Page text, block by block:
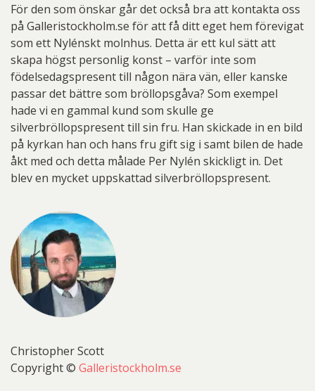
För den som önskar går det också bra att kontakta oss
på Galleristockholm.se för att få ditt eget hem förevigat
som ett Nylénskt molnhus. Detta är ett kul sätt att
skapa högst personlig konst – varför inte som
födelsedagspresent till någon nära vän, eller kanske
passar det bättre som bröllopsgåva? Som exempel
hade vi en gammal kund som skulle ge
silverbröllopspresent till sin fru. Han skickade in en bild
på kyrkan han och hans fru gift sig i samt bilen de hade
åkt med och detta målade Per Nylén skickligt in. Det
blev en mycket uppskattad silverbröllopspresent.
Christopher Scott
Copyright © Galleristockholm.se